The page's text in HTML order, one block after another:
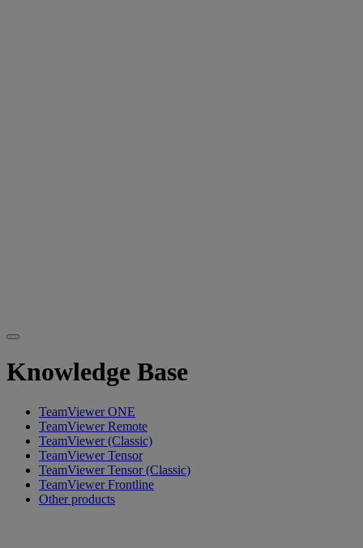
Knowledge Base
TeamViewer ONE
TeamViewer Remote
TeamViewer (Classic)
TeamViewer Tensor
TeamViewer Tensor (Classic)
TeamViewer Frontline
Other products